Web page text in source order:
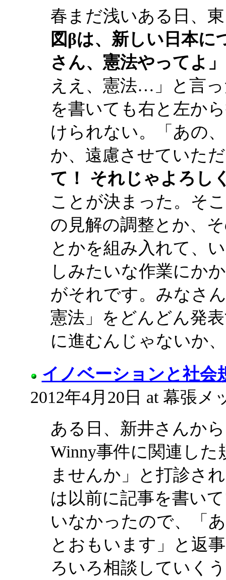
春まだ浅いある日、
図βは、新しい日本に
さん、憲法やってよ」
ええ、憲法…」と言
を書いても右と左か
けられない。「あの
か、遠慮させていた
て！ それじゃよろし
ことが決まった。そ
の見解の調整とか、
とかを組み入れて、
しみたいな作業にか
がそれです。みなさ
憲法」をどんどん発
に進むんじゃないか
イノベーションと社会
2012年4月20日 at 幕張メ
ある日、新井さんか
Winny事件に関連し
ませんか」と打診さ
は以前に記事を書い
いなかったので、「
とおもいます」と返
ろいろ相談していく